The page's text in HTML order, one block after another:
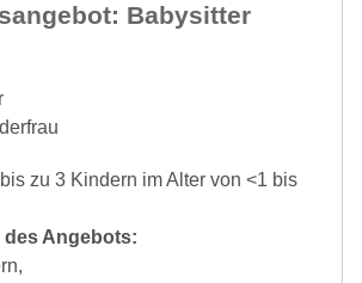
Babysitter
zu 3 Kindern im Alter von <1 bis
Angebots: